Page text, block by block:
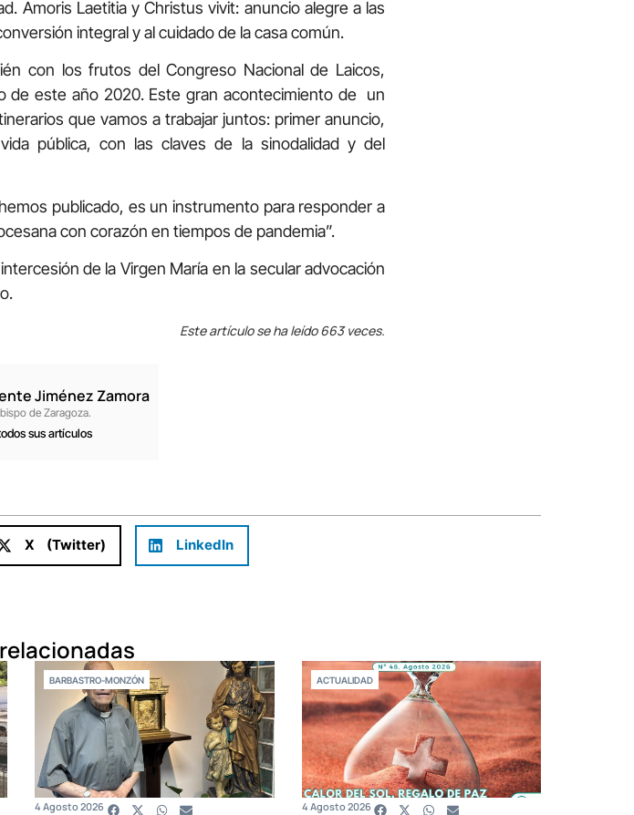
Amoris Laetitia y Christus vivit: anuncio alegre a las
integral y al cuidado de la casa común.
con los frutos del Congreso Nacional de Laicos,
de este año 2020. Este gran acontecimiento de un
que vamos a trabajar juntos: primer anuncio,
pública, con las claves de la sinodalidad y del
publicado, es un instrumento para responder a
con corazón en tiempos de pandemia”.
de la Virgen María en la secular advocación
Este artículo se ha leído 663 veces.
Jiménez Zamora
de Zaragoza.
sus artículos
X (Twitter) LinkedIn
BARBASTRO-MONZÓN
4 Agosto 2026
ACTUALIDAD
4 Agosto 2026